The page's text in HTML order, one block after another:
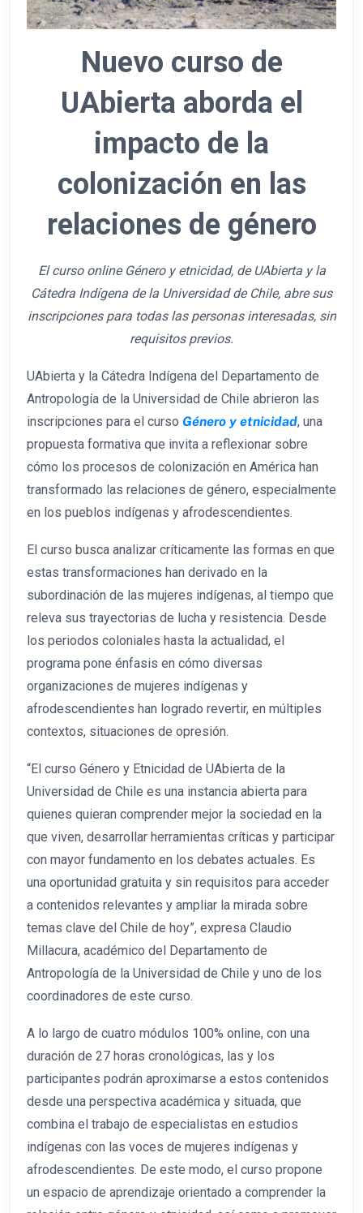
Nuevo curso de
UAbierta aborda el
impacto de la
colonización en las
relaciones de género
El curso online Género y etnicidad, de UAbierta y la
Cátedra Indígena de la Universidad de Chile, abre sus
inscripciones para todas las personas interesadas, sin
requisitos previos.
UAbierta y la Cátedra Indígena del Departamento de
Antropología de la Universidad de Chile abrieron las
inscripciones para el curso Género y etnicidad, una
propuesta formativa que invita a reflexionar sobre
cómo los procesos de colonización en América han
transformado las relaciones de género, especialmente
en los pueblos indígenas y afrodescendientes.
El curso busca analizar críticamente las formas en que
estas transformaciones han derivado en la
subordinación de las mujeres indígenas, al tiempo que
releva sus trayectorias de lucha y resistencia. Desde
los periodos coloniales hasta la actualidad, el
programa pone énfasis en cómo diversas
organizaciones de mujeres indígenas y
afrodescendientes han logrado revertir, en múltiples
contextos, situaciones de opresión.
“El curso Género y Etnicidad de UAbierta de la
Universidad de Chile es una instancia abierta para
quienes quieran comprender mejor la sociedad en la
que viven, desarrollar herramientas críticas y participar
con mayor fundamento en los debates actuales. Es
una oportunidad gratuita y sin requisitos para acceder
a contenidos relevantes y ampliar la mirada sobre
temas clave del Chile de hoy”, expresa Claudio
Millacura, académico del Departamento de
Antropología de la Universidad de Chile y uno de los
coordinadores de este curso.
A lo largo de cuatro módulos 100% online, con una
duración de 27 horas cronológicas, las y los
participantes podrán aproximarse a estos contenidos
desde una perspectiva académica y situada, que
combina el trabajo de especialistas en estudios
indígenas con las voces de mujeres indígenas y
afrodescendientes. De este modo, el curso propone
un espacio de aprendizaje orientado a comprender la